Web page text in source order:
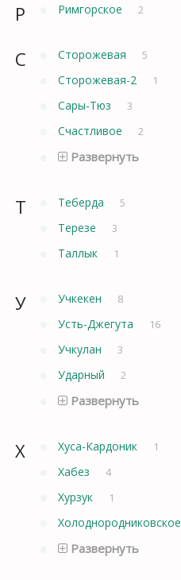
Р Римгорское 2
С Сторожевая 5
Сторожевая-2 1
Сары-Тюз 3
Счастливое 2
Развернуть
Т Теберда 5
Терезе 3
Таллык 1
У Учкекен 8
Усть-Джегута 16
Учкулан 3
Ударный 2
Развернуть
Х Хуса-Кардоник 1
Хабез 4
Хурзук 1
Холоднородниковское
Развернуть